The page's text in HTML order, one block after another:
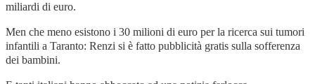
miliardi di euro.
Men che meno esistono i 30 milioni di euro per la ricerca sui tumori
infantili a Taranto: Renzi si è fatto pubblicità gratis sulla sofferenza
dei bambini.